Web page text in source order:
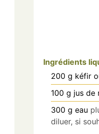
Ingrédients
200 g kéfir
100 g jus de
300 g eau
diluer, si